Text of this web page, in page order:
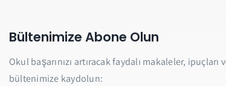
Bültenimize Abone Olun
Okul başarınızı artıracak faydalı makaleler, ipuçları
bültenimize kaydolun: